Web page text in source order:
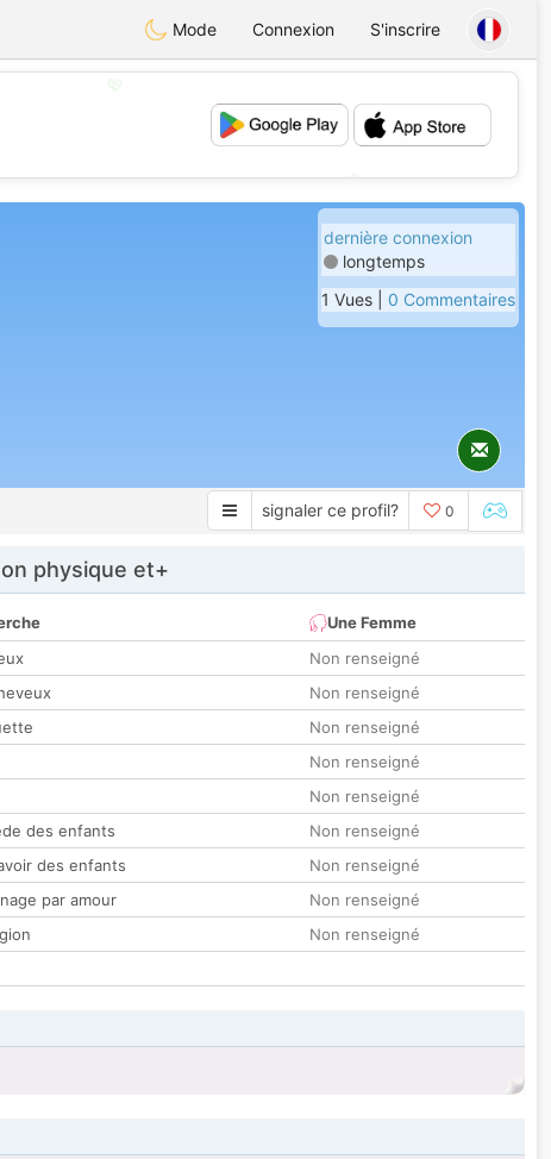
Mode Connexion S'inscrire
dernière connexion
longtemps
1 Vues | 0 Commentaires
signaler ce profil? 0
physique et+
Une Femme
Non renseigné
Non renseigné
Non renseigné
Non renseigné
Non renseigné
des enfants
Non renseigné
des enfants
Non renseigné
par amour
Non renseigné
Non renseigné